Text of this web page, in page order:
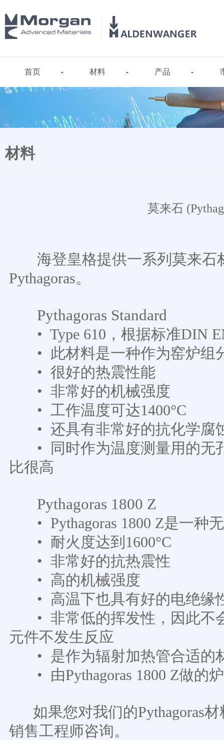
首页 材料 产品
材料
莫来石
海登皇格提供一系列莫来石
Pythagoras。
Pythagoras Standard
• Type 610，根据标准DIN
• 此材料是一种作为窑炉组
• 很好的热震性能
• 非常好的机械强度
• 工作温度可达1400°C
• 还具有非常好的抗化学腐
• 同时作为温度测量用的无
比很高
Pythagoras 1800 Z
• Pythagoras 1800 Z是一种
• 耐火度达到1600°C
• 非常好的抗热震性
• 高的机械强度
• 高温下也具有好的电绝缘
• 非常低的挥发性，因此不
元件不发生反应
• 是作为辐射加热管合适的
• 由Pythagoras 1800 Z做的
如果您对我们的Pythagoras材
销售工程师咨询。